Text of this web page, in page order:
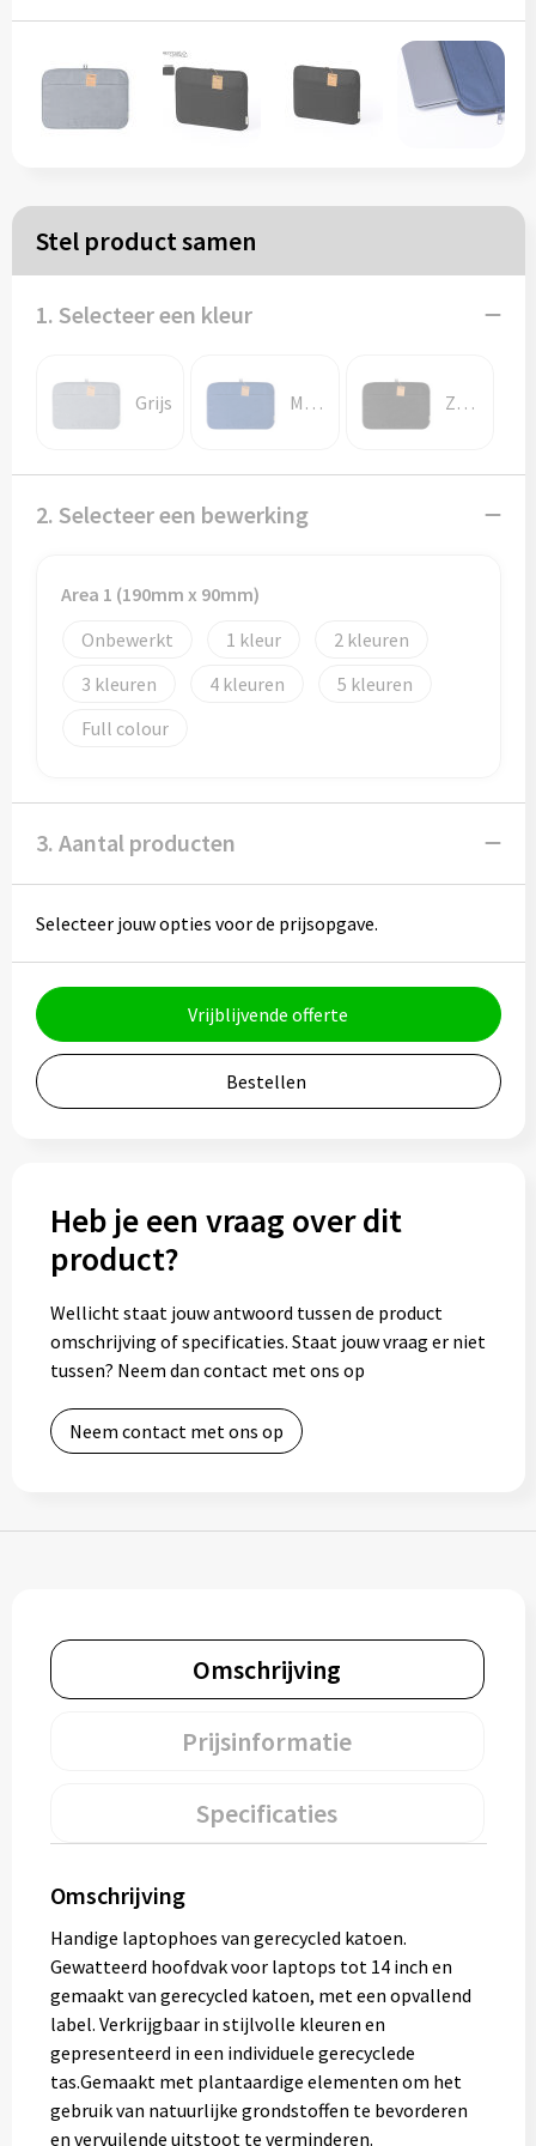
Papieren tassen
Schoudertassen
Schrijf & papierwaren
Markeerstiften
Merken
Zelfklevende memo's
Mappen
Eten & drinken
Bidons
Drinkflessen
Thermosflessen
Thermosbekers
Glazen
Muntjes
Klassieke paraplu's
Opvouwbare paraplu's
Divers
Technologie
Vrije tijd
Stel product samen
1. Selecteer een kleur
Grijs Marine blauw Zwart
2. Selecteer een bewerking
Area 1 (190mm x 90mm)
Onbewerkt
1
2
3
4
5
Full colour
3. Aantal producten
Selecteer jouw opties voor de prijsopgave.
Vrijblijvende offerte
Bestellen
Heb je een vraag over dit
product?
Wellicht staat jouw antwoord tussen de product
omschrijving of specificaties. Staat jouw vraag er niet
tussen? Neem dan contact met ons op
Neem contact met ons op
Omschrijving
Prijsinformatie
Specificaties
Omschrijving
Handige laptophoes van gerecycled katoen.
Gewatteerd hoofdvak voor laptops tot 14 inch en
gemaakt van gerecycled katoen, met een opvallend
label. Verkrijgbaar in stijlvolle kleuren en
gepresenteerd in een individuele gerecyclede
tas.Gemaakt met plantaardige elementen om het
gebruik van natuurlijke grondstoffen te bevorderen
en vervuilende uitstoot te verminderen.